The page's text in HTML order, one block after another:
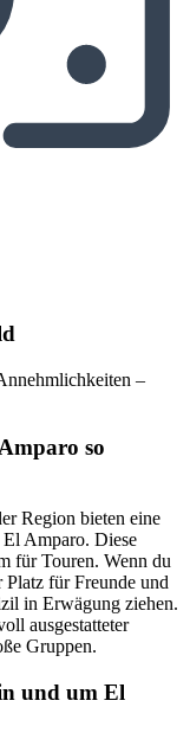
–
so
Region bieten eine
Amparo. Diese
für Touren. Wenn du
für Freunde und
in Erwägung ziehen.
ausgestatteter
Gruppen.
und um El